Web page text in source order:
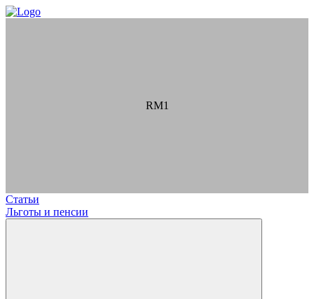
RM1
Статьи
Льготы и пенсии